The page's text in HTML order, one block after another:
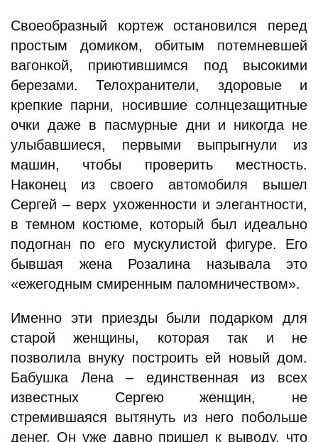
Своеобразный кортеж остановился перед
простым домиком, обитым потемневшей
вагонкой, приютившимся под высокими
березами. Телохранители, здоровые и
крепкие парни, носившие солнцезащитные
очки даже в пасмурные дни и никогда не
улыбавшиеся, первыми выпрыгнули из
машин, чтобы проверить местность.
Наконец из своего автомобиля вышел
Сергей – верх ухоженности и элегантности,
в темном костюме, который был идеально
подогнан по его мускулистой фигуре. Его
бывшая жена Розалина называла это
«ежегодным смиренным паломничеством».
Именно эти приезды были подарком для
старой женщины, которая так и не
позволила внуку построить ей новый дом.
Бабушка Лена – единственная из всех
известных Сергею женщин, не
стремившаяся вытянуть из него побольше
денег. Он уже давно пришел к выводу, что